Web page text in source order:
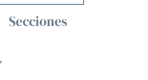
Secciones